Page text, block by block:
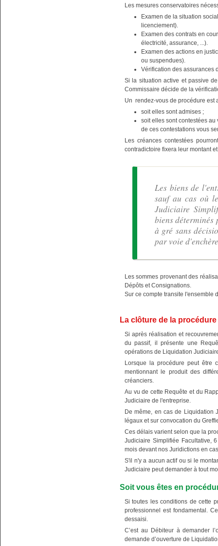
Les mesures conservatoires
Examen de la situation
licenciement).
Examen des contrats en
électricité, assurance, ...).
Examen des actions en
ou suspendues).
Vérification des assurances
Si la situation active et passive
Commissaire décide de la
Un rendez-vous de procédure est
soit elles sont admises ;
soit elles sont contestées
de ces contestations vous
Les créances contestées
contradictoire fixera leur montant
Les biens de
sauf au cas où
Judiciaire
biens déterminés
à gré sans
par voie
Les sommes provenant des
Dépôts et Consignations.
Sur ce compte transite l'ensemble
La clôture de la procédure
Si après réalisation et
du passif, il présente une
opérations de Liquidation
Lorsque la procédure peut être
mentionnant le produit des
créanciers.
Au vu de cette Requête et du
Judiciaire de l'entreprise.
De même, en cas de Liquidation
légaux et sur convocation du
Ces délais varient selon que la
Judiciaire Simplifiée Facultative,
mois devant nos Juridictions en
S'il n'y a aucun actif ou si le
Judiciaire peut demander à tout
Soit vous êtes en
Si toutes les conditions de cette
professionnel est fondamental.
dessaisi.
C’est au Débiteur à demander
demande d’ouverture de